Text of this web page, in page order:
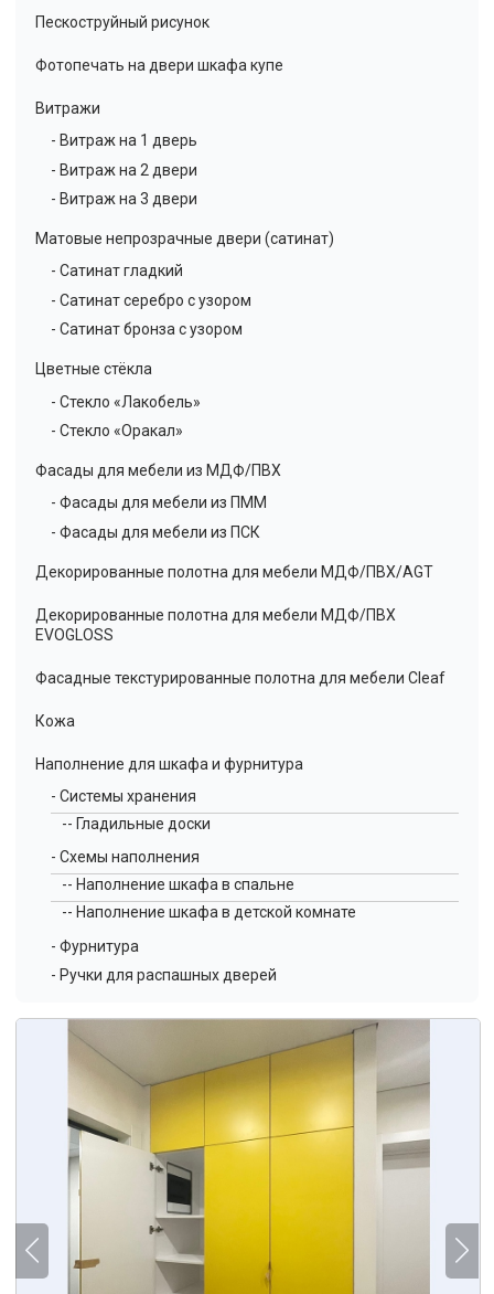
Пескоструйный рисунок
Фотопечать на двери шкафа купе
Витражи
- Витраж на 1 дверь
- Витраж на 2 двери
- Витраж на 3 двери
Матовые непрозрачные двери (сатинат)
- Сатинат гладкий
- Сатинат серебро с узором
- Сатинат бронза с узором
Цветные стёкла
- Стекло «Лакобель»
- Стекло «Оракал»
Фасады для мебели из МДФ/ПВХ
- Фасады для мебели из ПММ
- Фасады для мебели из ПСК
Декорированные полотна для мебели МДФ/ПВХ/AGT
Декорированные полотна для мебели МДФ/ПВХ
EVOGLOSS
Фасадные текстурированные полотна для мебели Cleaf
Кожа
Наполнение для шкафа и фурнитура
- Системы хранения
-- Гладильные доски
- Схемы наполнения
-- Наполнение шкафа в спальне
-- Наполнение шкафа в детской комнате
- Фурнитура
- Ручки для распашных дверей